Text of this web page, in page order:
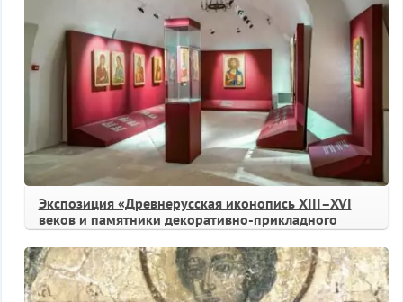
Экспозиция «Древнерусская иконопись XIII–XVI
веков и памятники декоративно-прикладного
искусства»